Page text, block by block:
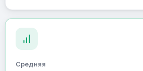
Средняя